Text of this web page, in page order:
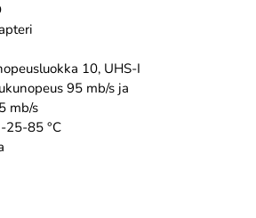
10, UHS-I
95 mb/s ja
mb/s
25-85 °C